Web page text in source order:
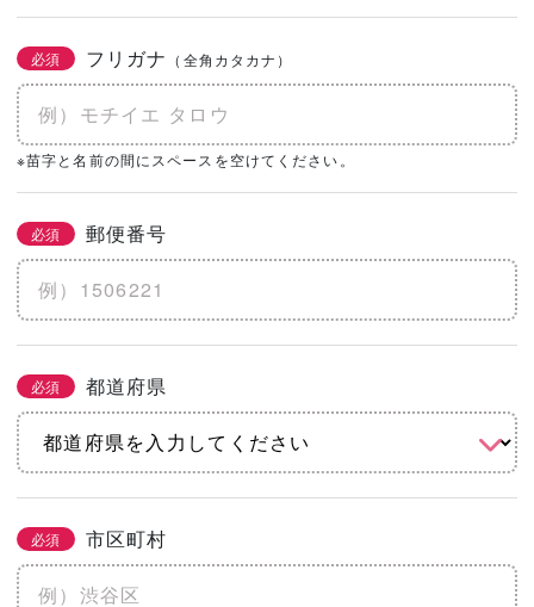
必須 土地の有無
なし あり 購入予定がある
0㎡
2/3 必須 こだわりをチェック
機能
省エネ・エコ
必須 フリガナ （全角カタカナ）
※苗字と名前の間にスペースを空けてください。
必須 郵便番号
必須 都道府県
必須 市区町村